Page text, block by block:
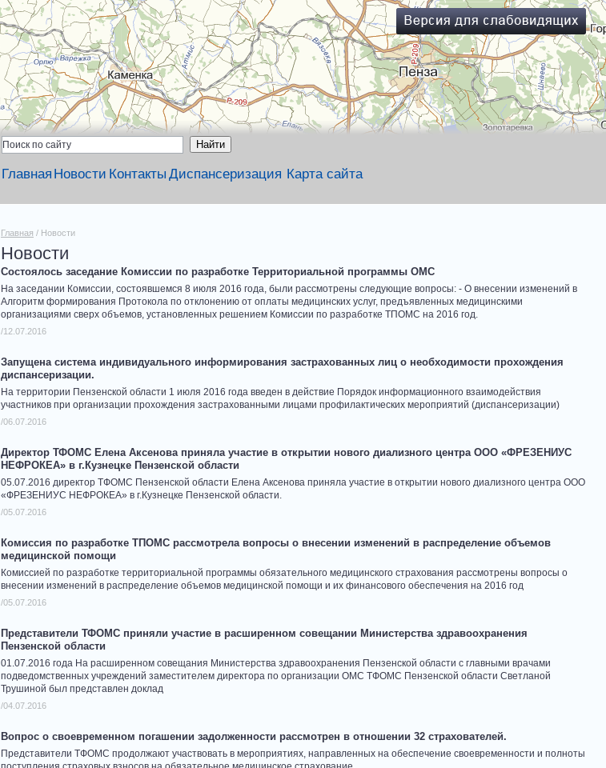
Главная Новости Контакты Диспансеризация Карта сайта
Главная / Новости
Новости
Состоялось заседание Комиссии по разработке Территориальной программы ОМС
На заседании Комиссии, состоявшемся 8 июля 2016 года, были рассмотрены следующие вопросы: - О внесении изменений в
Алгоритм формирования Протокола по отклонению от оплаты медицинских услуг, предъявленных медицинскими
организациями сверх объемов, установленных решением Комиссии по разработке ТПОМС на 2016 год.
/12.07.2016
Запущена система индивидуального информирования застрахованных лиц о необходимости прохождения
диспансеризации.
На территории Пензенской области 1 июля 2016 года введен в действие Порядок информационного взаимодействия
участников при организации прохождения застрахованными лицами профилактических мероприятий (диспансеризации)
/06.07.2016
Директор ТФОМС Елена Аксенова приняла участие в открытии нового диализного центра ООО «ФРЕЗЕНИУС
НЕФРОКЕА» в г.Кузнецке Пензенской области
05.07.2016 директор ТФОМС Пензенской области Елена Аксенова приняла участие в открытии нового диализного центра ООО
«ФРЕЗЕНИУС НЕФРОКЕА» в г.Кузнецке Пензенской области.
/05.07.2016
Комиссия по разработке ТПОМС рассмотрела вопросы о внесении изменений в распределение объемов
медицинской помощи
Комиссией по разработке территориальной программы обязательного медицинского страхования рассмотрены вопросы о
внесении изменений в распределение объемов медицинской помощи и их финансового обеспечения на 2016 год
/05.07.2016
Представители ТФОМС приняли участие в расширенном совещании Министерства здравоохранения
Пензенской области
01.07.2016 года На расширенном совещания Министерства здравоохранения Пензенской области с главными врачами
подведомственных учреждений заместителем директора по организации ОМС ТФОМС Пензенской области Светланой
Трушиной был представлен доклад
/04.07.2016
Вопрос о своевременном погашении задолженности рассмотрен в отношении 32 страхователей.
Представители ТФОМС продолжают участвовать в мероприятиях, направленных на обеспечение своевременности и полноты